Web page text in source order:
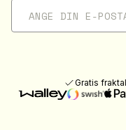
Gratis